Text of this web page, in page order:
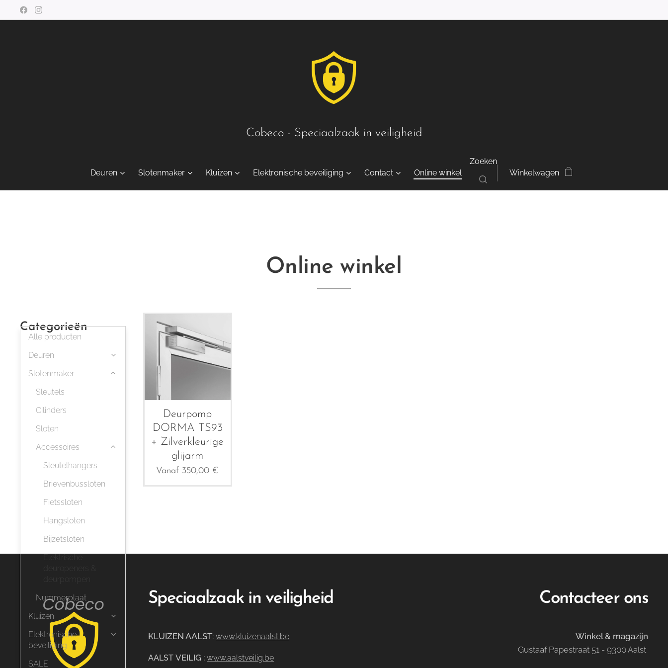
Cobeco - Speciaalzaak in veiligheid
Deuren Slotenmaker Kluizen Elektronische beveiliging Contact Online winkel
Zoeken
Winkelwagen
Online winkel
Categorieën
Alle producten
Deuren
Slotenmaker
Sleutels
Cilinders
Sloten
Accessoires
Sleutelhangers
Brievenbussloten
Fietssloten
Hangsloten
Bijzetsloten
deuropeners &
Nummerplaat
Kluizen
Elektronische
beveiliging
SALE
Deurpomp
DORMA TS93
+ Zilverkleurige
glijarm
Vanaf 350,00 €
Speciaalzaak in veiligheid
KLUIZEN AALST:www.kluizenaalst.be
AALST VEILIG : www.aalstveilig.be
Contacteer ons
Winkel & magazijn
Gustaaf Papestraat 51 - 9300 Aalst